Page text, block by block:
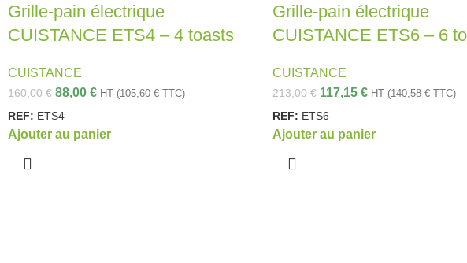
Grille-pain électrique
CUISTANCE ETS4 – 4 toasts
CUISTANCE
160,00€ 88,00 € HT (105,60 € TTC)
REF: ETS4
Ajouter au panier
Grille-pain électrique
CUISTANCE ETS6 – 6
CUISTANCE
213,00€ 117,15 € HT (140,58 € TTC)
REF: ETS6
Ajouter au panier